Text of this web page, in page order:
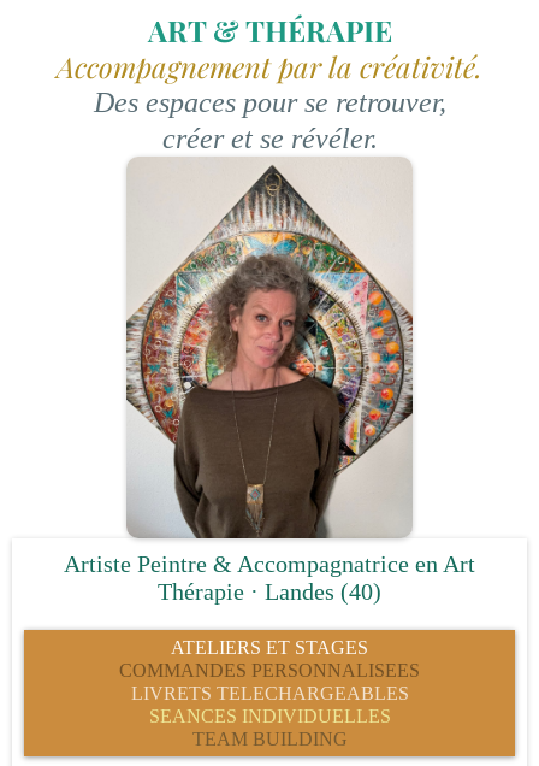
ART & THÉRAPIE
Accompagnement par la créativité.
Des espaces pour se retrouver,
créer et se révéler.
Artiste Peintre & Accompagnatrice en Art
Thérapie · Landes (40)
ATELIERS ET STAGES
COMMANDES PERSONNALISEES
LIVRETS TELECHARGEABLES
SEANCES INDIVIDUELLES
TEAM BUILDING